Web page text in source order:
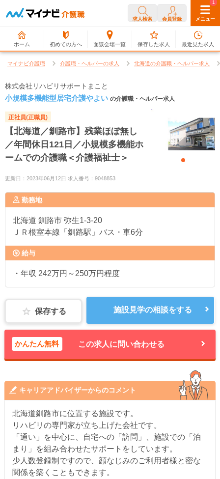
求人検索 会員登録 メニュー
ホーム 初めての方へ 面談会場一覧
0
保存した求人
1
最近見た求人
マイナビ介護職 介護職・ヘルパーの求人 北海道の介護職・ヘルパー求人
株式会社リハビリサポートまこと
小規模多機能型居宅介護やよい の介護職・ヘルパー求人
正社員(正職員)
【北海道／釧路市】残業ほぼ無し
／年間休日121日／小規模多機能ホ
ームでの介護職＜介護福祉士＞
更新日：2023年06月12日 求人番号：9048853
勤務地
北海道 釧路市 弥生1-3-20
ＪＲ根室本線「釧路駅」バス・車6分
給与
・年収 242万円～250万円程度
保存する 施設見学の相談をする
かんたん無料 この求人に問い合わせる
キャリアアドバイザーからのコメント
北海道釧路市に位置する施設です。
リハビリの専門家が立ち上げた会社です。
「通い」を中心に、自宅への「訪問」、施設での「泊
まり」を組み合わせたサポートをしています。
少人数登録制ですので、顔なじみのご利用者様と密な
関係を築くこともできます。